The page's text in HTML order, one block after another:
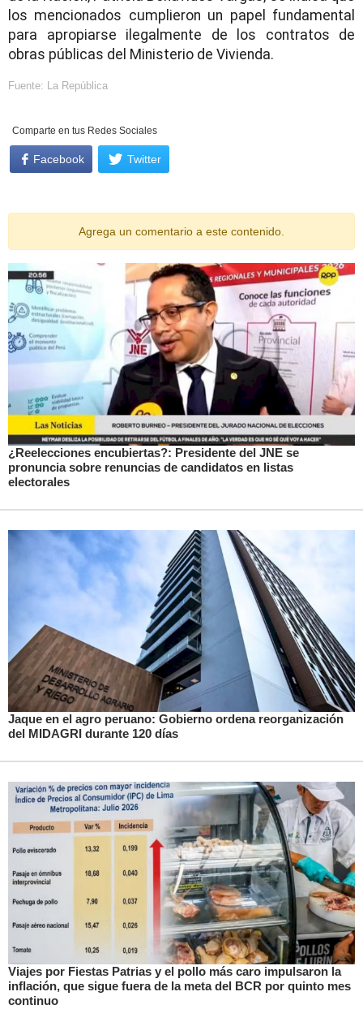
los mencionados cumplieron un papel fundamental
para apropiarse ilegalmente de los contratos de
obras públicas del Ministerio de Vivienda.
Fuente: La República
Comparte en tus Redes Sociales
Facebook Twitter
Agrega un comentario a este contenido.
¿Reelecciones encubiertas?: Presidente del JNE se
pronuncia sobre renuncias de candidatos en listas
electorales
Jaque en el agro peruano: Gobierno ordena reorganización
del MIDAGRI durante 120 días
Viajes por Fiestas Patrias y el pollo más caro impulsaron la
inflación, que sigue fuera de la meta del BCR por quinto mes
continuo